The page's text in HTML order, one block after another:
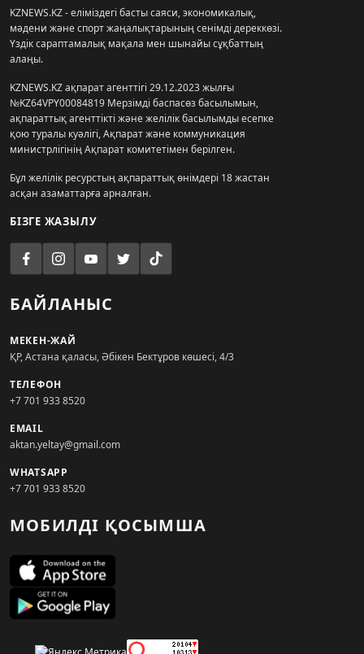
KZNEWS.KZ - еліміздегі басты саяси, экономикалық,
мәдени және спорт жаңалықтарының сенімді дереккөзі.
Үздік сараптамалық мақала мен шынайы сұқбаттың
алаңы.
KZNEWS.KZ ақпарат агенттігі 29.12.2023 жылғы
№KZ64VPY00084819 Мерзімді баспасөз басылымын,
ақпараттық агенттікті және желілік басылымды есепке
қою туралы куәлігі, Ақпарат және коммуникация
министрлігінің Ақпарат комитетімен берілген.
Бұл желілік ресурстың ақпараттық өнімдері 18 жастан
асқан азаматтарға арналған.
БІЗГЕ ЖАЗЫЛУ
БАЙЛАНЫС
МЕКЕН-ЖАЙ
ҚР, Астана қаласы, Әбікен Бектұров көшесі, 4/3
ТЕЛЕФОН
+7 701 933 8520
EMAIL
aktan.yeltay@gmail.com
WHATSAPP
+7 701 933 8520
МОБИЛДІ ҚОСЫМША